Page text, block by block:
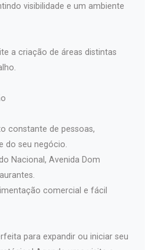
visibilidade e um ambiente
a criação de áreas distintas
constante de pessoas,
do seu negócio.
Nacional, Avenida Dom
comercial e fácil
para expandir ou iniciar seu